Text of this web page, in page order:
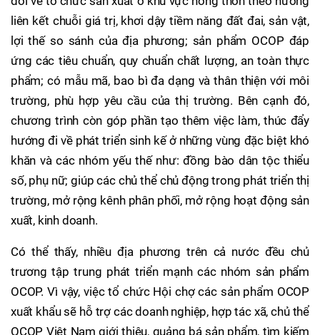
liên kết chuỗi giá trị, khơi dậy tiềm năng đất đai, sản vật,
lợi thế so sánh của địa phương; sản phẩm OCOP đáp
ứng các tiêu chuẩn, quy chuẩn chất lượng, an toàn thực
phẩm; có mẫu mã, bao bì đa dạng và thân thiện với môi
trường, phù hợp yêu cầu của thị trường. Bên cạnh đó,
chương trình còn góp phần tạo thêm việc làm, thúc đẩy
hướng đi về phát triển sinh kế ở những vùng đặc biệt khó
khăn và các nhóm yếu thế như: đồng bào dân tộc thiểu
số, phụ nữ; giúp các chủ thể chủ động trong phát triển thị
trường, mở rộng kênh phân phối, mở rộng hoạt động sản
xuất, kinh doanh.
Có thể thấy, nhiều địa phương trên cả nước đều chủ
trương tập trung phát triển mạnh các nhóm sản phẩm
OCOP. Vì vậy, việc tổ chức Hội chợ các sản phẩm OCOP
xuất khẩu sẽ hỗ trợ các doanh nghiệp, hợp tác xã, chủ thể
OCOP Việt Nam giới thiệu, quảng bá sản phẩm, tìm kiếm